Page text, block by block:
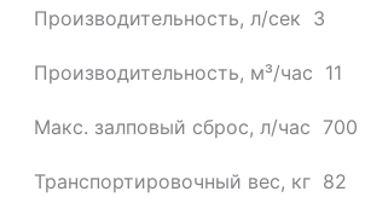
Производительность, л/сек 3
Производительность, м³/час 11
Макс. залповый сброс, л/час 700
Транспортировочный вес, кг 82